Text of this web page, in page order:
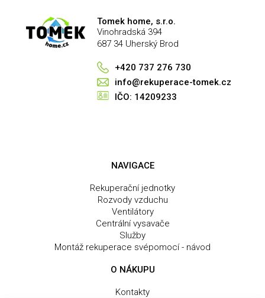
r
v
k
y
v
ý
p
Tomek home, s.r.o.
Vinohradská 394
687 34 Uherský Brod
+420 737 276 730
info@rekuperace-tomek.cz
IČO: 14209233
NAVIGACE
Rekuperační jednotky
Rozvody vzduchu
Ventilátory
Centrální vysavače
Služby
Montáž rekuperace svépomocí - návod
O NÁKUPU
Kontakty